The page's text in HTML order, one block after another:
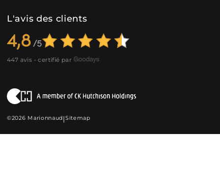
L'avis des clients
4,8
447 avis - certifié par
©2026 Marionnaud|Sitemap